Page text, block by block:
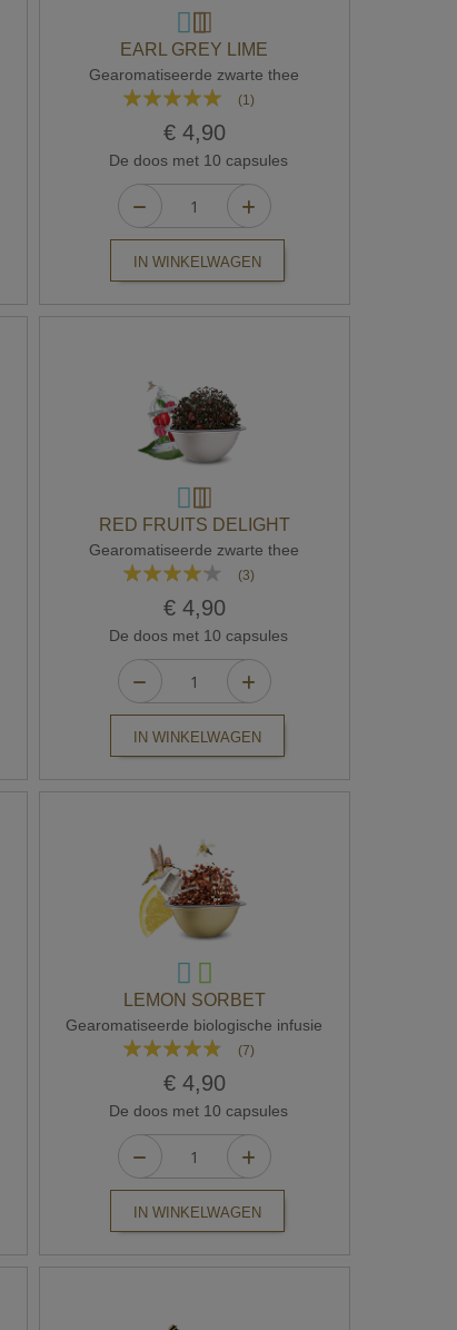
EARL GREY LIME
Gearomatiseerde zwarte thee
Waardering:
(1)
€ 4,90
De doos met 10 capsules
IN WINKELWAGEN
RED FRUITS DELIGHT
Gearomatiseerde zwarte thee
Waardering:
(3)
€ 4,90
De doos met 10 capsules
IN WINKELWAGEN
LEMON SORBET
Gearomatiseerde biologische infusie
Waardering:
(7)
€ 4,90
De doos met 10 capsules
IN WINKELWAGEN